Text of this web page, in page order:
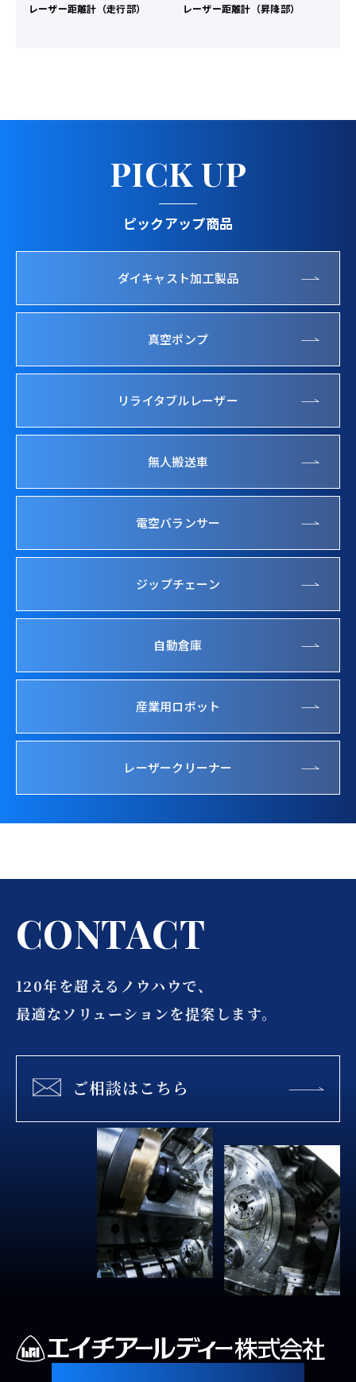
レーザー距離計（走行部） レーザー距離計（昇降部）
PICK UP
ピックアップ商品
ダイキャスト加工製品
真空ポンプ
リライタブルレーザー
無人搬送車
電空バランサー
ジップチェーン
自動倉庫
産業用ロボット
レーザークリーナー
CONTACT
120年を超えるノウハウで、
最適なソリューションを提案します。
ご相談はこちら